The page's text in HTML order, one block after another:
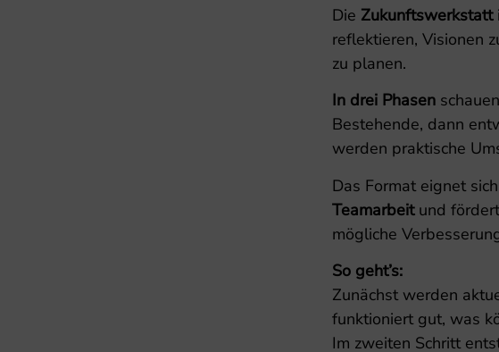
Die Zukunftswerkstatt
reflektieren, Visionen
zu planen.
In drei Phasen
Bestehende, dann
werden praktische
Das Format eignet
Teamarbeitund
mögliche
So geht’s:
Zunächst werden
funktioniert gut, was
Im zweiten Schritt